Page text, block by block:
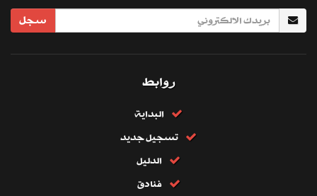
سجل
روابط
البداية
تسجيل جديد
الدليل
فنادق